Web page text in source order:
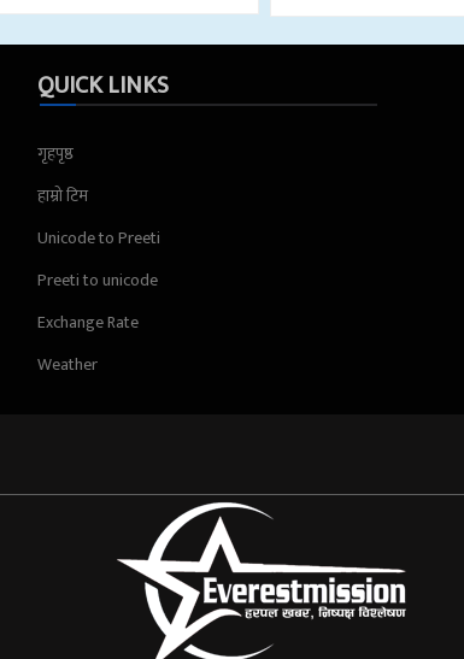
QUICK LINKS
गृहपृष्ठ
हाम्रो टिम
Unicode to Preeti
Preeti to unicode
Exchange Rate
Weather